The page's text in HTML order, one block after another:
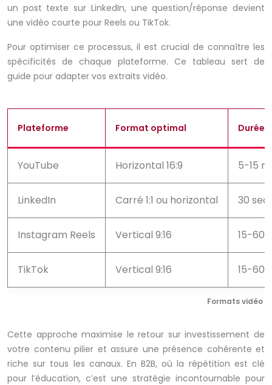
un post texte sur LinkedIn, une question/réponse devient
une vidéo courte pour Reels ou TikTok.
Pour optimiser ce processus, il est crucial de connaître les
spécificités de chaque plateforme. Ce tableau sert de
guide pour adapter vos extraits vidéo.
Formats vidéo
Plateforme Format optimal Durée
YouTube Horizontal 16:9 5-15
LinkedIn Carré 1:1 ou horizontal 30 sec
Instagram Reels Vertical 9:16 15-60
TikTok Vertical 9:16 15-60
Cette approche maximise le retour sur investissement de
votre contenu pilier et assure une présence cohérente et
riche sur tous les canaux. En B2B, où la répétition est clé
pour l’éducation, c’est une stratégie incontournable pour